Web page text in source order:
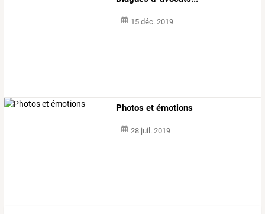
15 déc. 2019
Photos et émotions
28 juil. 2019